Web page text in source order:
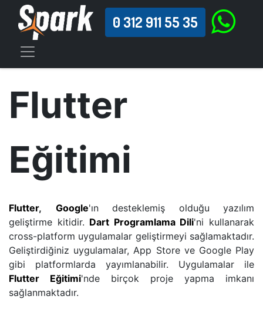
0 312 911 55 35
Flutter
Eğitimi
Flutter, Google'ın desteklemiş olduğu yazılım
geliştirme kitidir. Dart Programlama Dili'ni kullanarak
cross-platform uygulamalar geliştirmeyi sağlamaktadır.
Geliştirdiğiniz uygulamalar, App Store ve Google Play
gibi platformlarda yayımlanabilir. Uygulamalar ile
Flutter Eğitimi'nde birçok proje yapma imkanı
sağlanmaktadır.